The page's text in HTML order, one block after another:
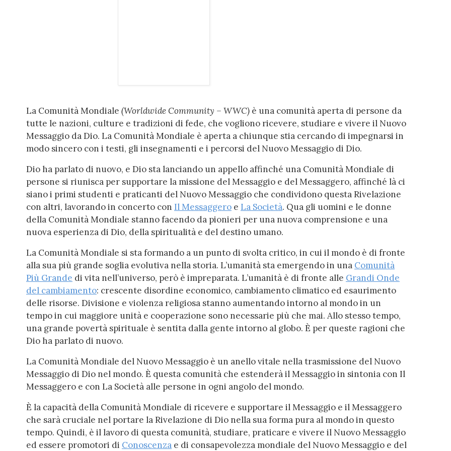
La Comunità Mondiale (Worldwide Community – WWC)è una comunità aperta di persone da
tutte le nazioni, culture e tradizioni di fede, che vogliono ricevere, studiare e vivere il Nuovo
Messaggio da Dio. La Comunità Mondiale è aperta a chiunque stia cercando di impegnarsi in
modo sincero con i testi, gli insegnamenti e i percorsi del Nuovo Messaggio di Dio.
Dio ha parlato di nuovo, e Dio sta lanciando un appello affinché una Comunità Mondiale di
persone si riunisca per supportare la missione del Messaggio e del Messaggero, affinché là ci
siano i primi studenti e praticanti del Nuovo Messaggio che condividono questa Rivelazione
con altri, lavorando in concerto con Il Messaggeroe La Società. Qua gli uomini e le donne
della Comunità Mondiale stanno facendo da pionieri per una nuova comprensione e una
nuova esperienza di Dio, della spiritualità e del destino umano.
La Comunità Mondiale si sta formando a un punto di svolta critico, in cui il mondo è di fronte
alla sua più grande soglia evolutiva nella storia. L’umanità sta emergendo in una Comunità
Più Grande di vita nell’universo, però è impreparata. L’umanità è di fronte alle Grandi Onde
del cambiamento: crescente disordine economico, cambiamento climatico ed esaurimento
delle risorse. Divisione e violenza religiosa stanno aumentando intorno al mondo in un
tempo in cui maggiore unità e cooperazione sono necessarie più che mai. Allo stesso tempo,
una grande povertà spirituale è sentita dalla gente intorno al globo. È per queste ragioni che
Dio ha parlato di nuovo.
La Comunità Mondiale del Nuovo Messaggio è un anello vitale nella trasmissione del Nuovo
Messaggio di Dio nel mondo. È questa comunità che estenderà il Messaggio in sintonia con Il
Messaggero e con La Società alle persone in ogni angolo del mondo.
È la capacità della Comunità Mondiale di ricevere e supportare il Messaggio e il Messaggero
che sarà cruciale nel portare la Rivelazione di Dio nella sua forma pura al mondo in questo
tempo. Quindi, è il lavoro di questa comunità, studiare, praticare e vivere il Nuovo Messaggio
ed essere promotori di Conoscenzae di consapevolezza mondiale del Nuovo Messaggio e del